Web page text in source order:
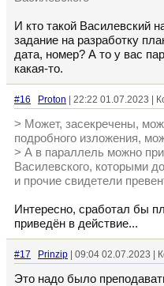
И кто такой Василевский
задание на разработку
дата, номер? А то у вас
какая-то.
#16 Proton | 22:22 01.07.2023 |
> Может, засекречены,
подробного изложения,
> А в параллель можно
Василевского, которыми
и прочие свидетели
Интересно, сработал бы
приведён в действие...
#17 Prinzip | 09:04 02.07.2023 |
Это надо было